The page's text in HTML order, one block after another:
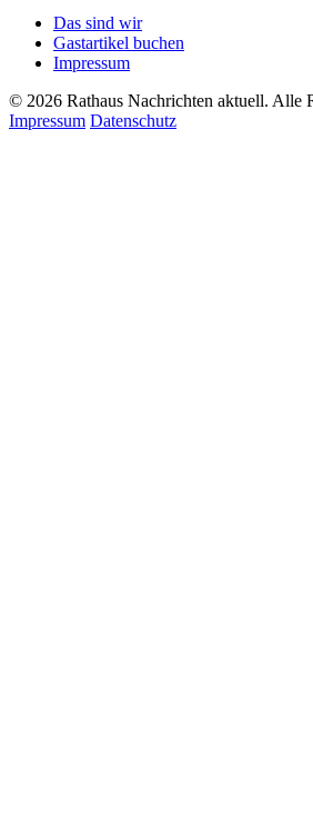
Das sind wir
Gastartikel buchen
Impressum
© 2026 Rathaus Nachrichten aktuell. Alle
Impressum Datenschutz